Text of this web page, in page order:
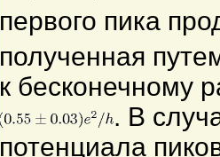
первого пика
полученная
к бесконечному
. В
потенциала